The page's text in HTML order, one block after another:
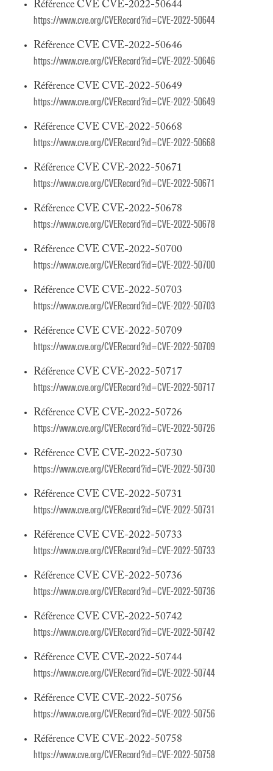
Référence CVE CVE-2022-50644
https://www.cve.org/CVERecord?id=CVE-2022-50644
Référence CVE CVE-2022-50646
https://www.cve.org/CVERecord?id=CVE-2022-50646
Référence CVE CVE-2022-50649
https://www.cve.org/CVERecord?id=CVE-2022-50649
Référence CVE CVE-2022-50668
https://www.cve.org/CVERecord?id=CVE-2022-50668
Référence CVE CVE-2022-50671
https://www.cve.org/CVERecord?id=CVE-2022-50671
Référence CVE CVE-2022-50678
https://www.cve.org/CVERecord?id=CVE-2022-50678
Référence CVE CVE-2022-50700
https://www.cve.org/CVERecord?id=CVE-2022-50700
Référence CVE CVE-2022-50703
https://www.cve.org/CVERecord?id=CVE-2022-50703
Référence CVE CVE-2022-50709
https://www.cve.org/CVERecord?id=CVE-2022-50709
Référence CVE CVE-2022-50717
https://www.cve.org/CVERecord?id=CVE-2022-50717
Référence CVE CVE-2022-50726
https://www.cve.org/CVERecord?id=CVE-2022-50726
Référence CVE CVE-2022-50730
https://www.cve.org/CVERecord?id=CVE-2022-50730
Référence CVE CVE-2022-50731
https://www.cve.org/CVERecord?id=CVE-2022-50731
Référence CVE CVE-2022-50733
https://www.cve.org/CVERecord?id=CVE-2022-50733
Référence CVE CVE-2022-50736
https://www.cve.org/CVERecord?id=CVE-2022-50736
Référence CVE CVE-2022-50742
https://www.cve.org/CVERecord?id=CVE-2022-50742
Référence CVE CVE-2022-50744
https://www.cve.org/CVERecord?id=CVE-2022-50744
Référence CVE CVE-2022-50756
https://www.cve.org/CVERecord?id=CVE-2022-50756
Référence CVE CVE-2022-50758
https://www.cve.org/CVERecord?id=CVE-2022-50758